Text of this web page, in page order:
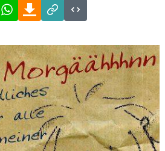
FacebookWhatsAppDownload
Link
Code